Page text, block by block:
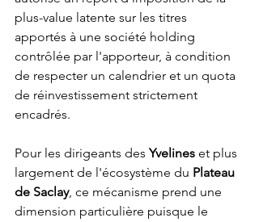
plus-value latente sur les titres
apportés à une société holding
contrôlée par l'apporteur, à condition
de respecter un calendrier et un quota
de réinvestissement strictement
encadrés.
Pour les dirigeants des Yvelines et plus
largement de l'écosystème du Plateau
de Saclay, ce mécanisme prend une
dimension particulière puisque le